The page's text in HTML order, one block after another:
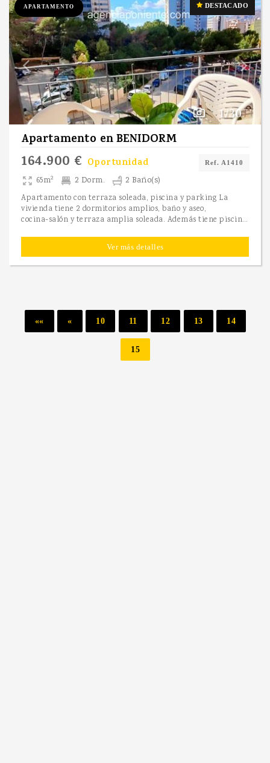
APARTAMENTO DESTACADO
1/30
Ref. A1410
Apartamento enBENIDORM
164.900 € Oportunidad
65m2 2 Dorm. 2 Baño(s)
Apartamento con terraza soleada, piscina y parking La
vivienda tiene 2 dormitorios amplios, baño y aseo,
cocina-salón y terraza amplia soleada. Además tiene piscina, parking comunitario y pistas deportivas. Esta situado cerca de todos los servicios como supermercados, tiendas... Contacte para visitarlo
Ver más detalles
«« « 10 11 12 13 14
15